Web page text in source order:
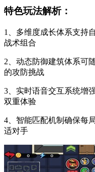
特色玩法解析：
1、多维度成长体系支持
战术组合
2、动态防御建筑体系可
的攻防挑战
3、实时语音交互系统增
双重体验
4、智能匹配机制确保每
适对手